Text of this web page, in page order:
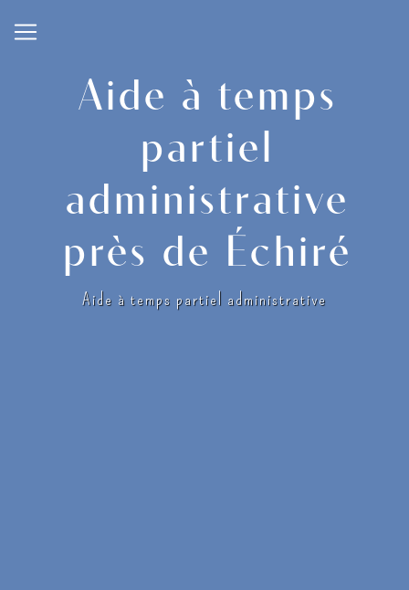
Aide à temps
partiel
administrative
près de Échiré
Aide à temps partiel administrative